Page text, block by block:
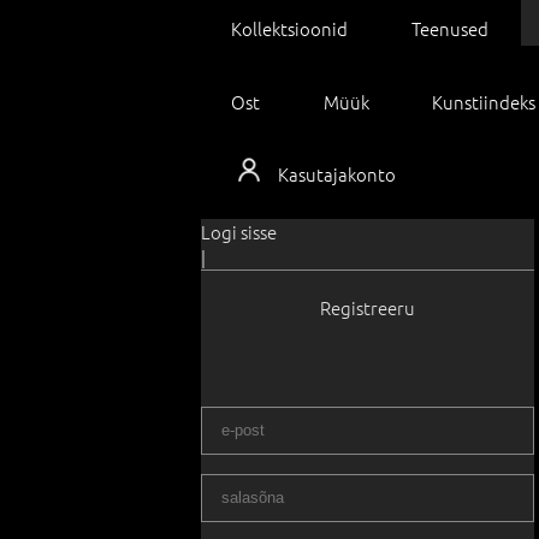
Kollektsioonid Teenused
Ost Müük Kunstiindeks
Kasutajakonto
Logi sisse
|
Registreeru